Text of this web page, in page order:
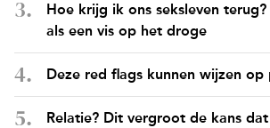
Hoe krijg ik ons seksleven
als een vis op het droge
Deze red flags kunnen wijzen
Relatie? Dit vergroot de kans